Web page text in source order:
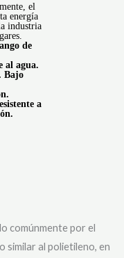
el
energía
industria
de
al agua.
Bajo
a
comúnmente por el
similar al polietileno, en